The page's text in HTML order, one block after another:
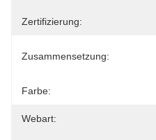
Zertifizierung:
Zusammensetzung:
Farbe:
Webart: